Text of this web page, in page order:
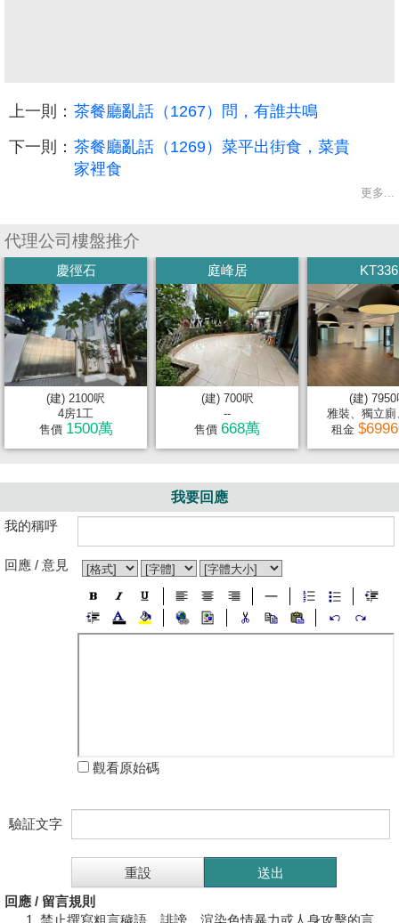
上一則： 茶餐廳亂話（1267）問，有誰共鳴
下一則： 茶餐廳亂話（1269）菜平出街食，菜貴
家裡食
更多...
代理公司樓盤推介
慶徑石
(建) 2100呎
4房1工
售價 1500萬
庭峰居
(建) 700呎
--
售價 668萬
KT336
(建) 7950
雅裝、獨立
租金
我要回應
我的稱呼
回應 / 意見
觀看原始碼
驗証文字
回應 / 留言規則
禁止撰寫粗言穢語、誹謗、渲染色情暴力或人身攻擊的言